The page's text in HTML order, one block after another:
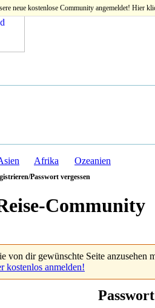
neue kostenlose Community angemeldet! Hier
Afrika Ozeanien
Passwort vergessen
Community
von dir gewünschte Seite anzusehen
kostenlos anmelden!